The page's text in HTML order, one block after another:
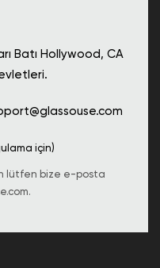
Batı Hollywood, CA
için)
lütfen bize e-posta
.